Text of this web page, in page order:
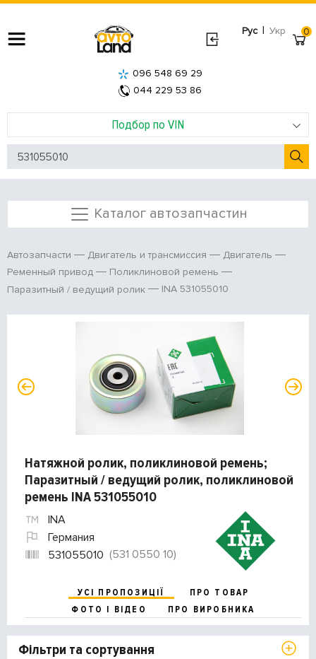
Рус | Укр
Подбор по VIN
096 548 69 29
044 229 53 86
0
Каталог автозапчастин
Автозапчасти Двигатель и трансмиссия
Двигатель
Ременный привод
Поликлиновой ремень
Паразитный / ведущий ролик
INA 531055010
Натяжной ролик, поликлиновой ремень;
Паразитный / ведущий ролик, поликлиновой
ремень INA 531055010
INA
Германия
531055010 (531 0550 10)
УСІ ПРОПОЗИЦІЇ
ПРО ТОВАР
ФОТО І ВІДЕО
ПРО ВИРОБНИКА
Фільтри та сортування